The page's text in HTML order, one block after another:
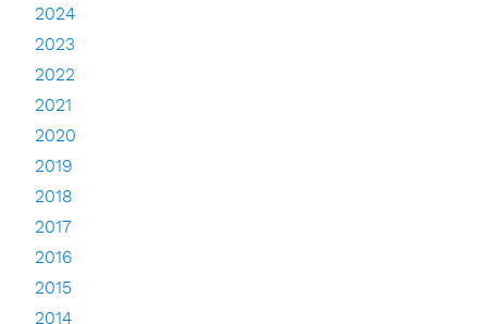
2024
2023
2022
2021
2020
2019
2018
2017
2016
2015
2014